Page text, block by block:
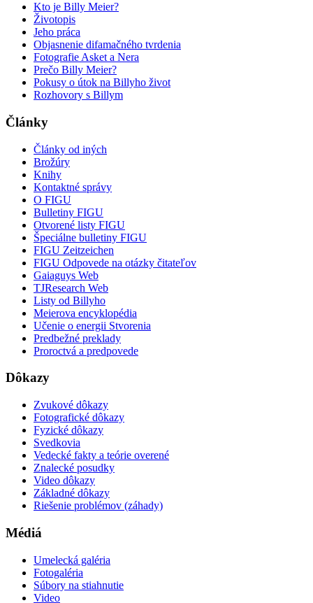
Kto je Billy Meier?
Životopis
Jeho práca
Objasnenie difamačného tvrdenia
Fotografie Asket a Nera
Prečo Billy Meier?
Pokusy o útok na Billyho život
Rozhovory s Billym
Články
Články od iných
Brožúry
Knihy
Kontaktné správy
O FIGU
Bulletiny FIGU
Otvorené listy FIGU
Špeciálne bulletiny FIGU
FIGU Zeitzeichen
FIGU Odpovede na otázky čitateľov
Gaiaguys Web
TJResearch Web
Listy od Billyho
Meierova encyklopédia
Učenie o energii Stvorenia
Predbežné preklady
Proroctvá a predpovede
Dôkazy
Zvukové dôkazy
Fotografické dôkazy
Fyzické dôkazy
Svedkovia
Vedecké fakty a teórie overené
Znalecké posudky
Video dôkazy
Základné dôkazy
Riešenie problémov (záhady)
Médiá
Umelecká galéria
Fotogaléria
Súbory na stiahnutie
Video